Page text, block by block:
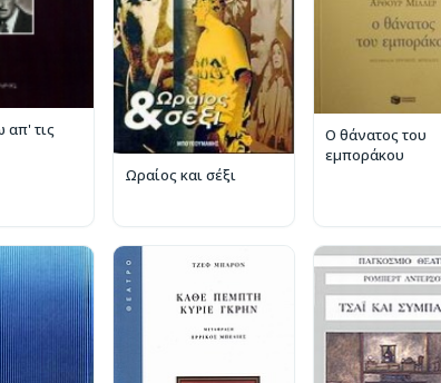
απ' τις
Ωραίος και σέξι
Ο θάνατος του
εμποράκου